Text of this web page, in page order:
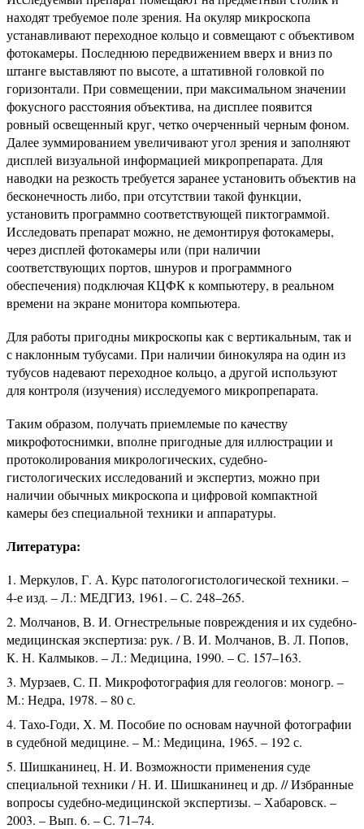
находят требуемое поле зрения. На окуляр микроскопа
устанавливают переходное кольцо и совмещают с объективом
фотокамеры. Последнюю передвижением вверх и вниз по
штанге выставляют по высоте, а штативной головкой по
горизонтали. При совмещении, при максимальном значении
фокусного расстояния объектива, на дисплее появится
ровный освещенный круг, четко очерченный черным фоном.
Далее зуммированием увеличивают угол зрения и заполняют
дисплей визуальной информацией микропрепарата. Для
наводки на резкость требуется заранее установить объектив на
бесконечность либо, при отсутствии такой функции,
установить программно соответствующей пиктограммой.
Исследовать препарат можно, не демонтируя фотокамеры,
через дисплей фотокамеры или (при наличии
соответствующих портов, шнуров и программного
обеспечения) подключая КЦФК к компьютеру, в реальном
времени на экране монитора компьютера.
Для работы пригодны микроскопы как с вертикальным, так и
с наклонным тубусами. При наличии бинокуляра на один из
тубусов надевают переходное кольцо, а другой используют
для контроля (изучения) исследуемого микропрепарата.
Таким образом, получать приемлемые по качеству
микрофотоснимки, вполне пригодные для иллюстрации и
протоколирования микрологических, судебно-
гистологических исследований и экспертиз, можно при
наличии обычных микроскопа и цифровой компактной
камеры без специальной техники и аппаратуры.
Литература:
Меркулов, Г. А. Курс патологогистологической техники. –
4-е изд. – Л.: МЕДГИЗ, 1961. – С. 248–265.
Молчанов, В. И. Огнестрельные повреждения и их судебно-
медицинская экспертиза: рук. / В. И. Молчанов, В. Л. Попов,
К. Н. Калмыков. – Л.: Медицина, 1990. – С. 157–163.
Мурзаев, С. П. Микрофотография для геологов: моногр. –
М.: Недра, 1978. – 80 с.
Тахо-Годи, Х. М. Пособие по основам научной фотографии
в судебной медицине. – М.: Медицина, 1965. – 192 с.
Шишканинец, Н. И. Возможности применения суде
специальной техники / Н. И. Шишканинец и др. // Избранные
вопросы судебно-медицинской экспертизы. – Хабаровск. –
2003. – Вып. 6. – С. 71–74.